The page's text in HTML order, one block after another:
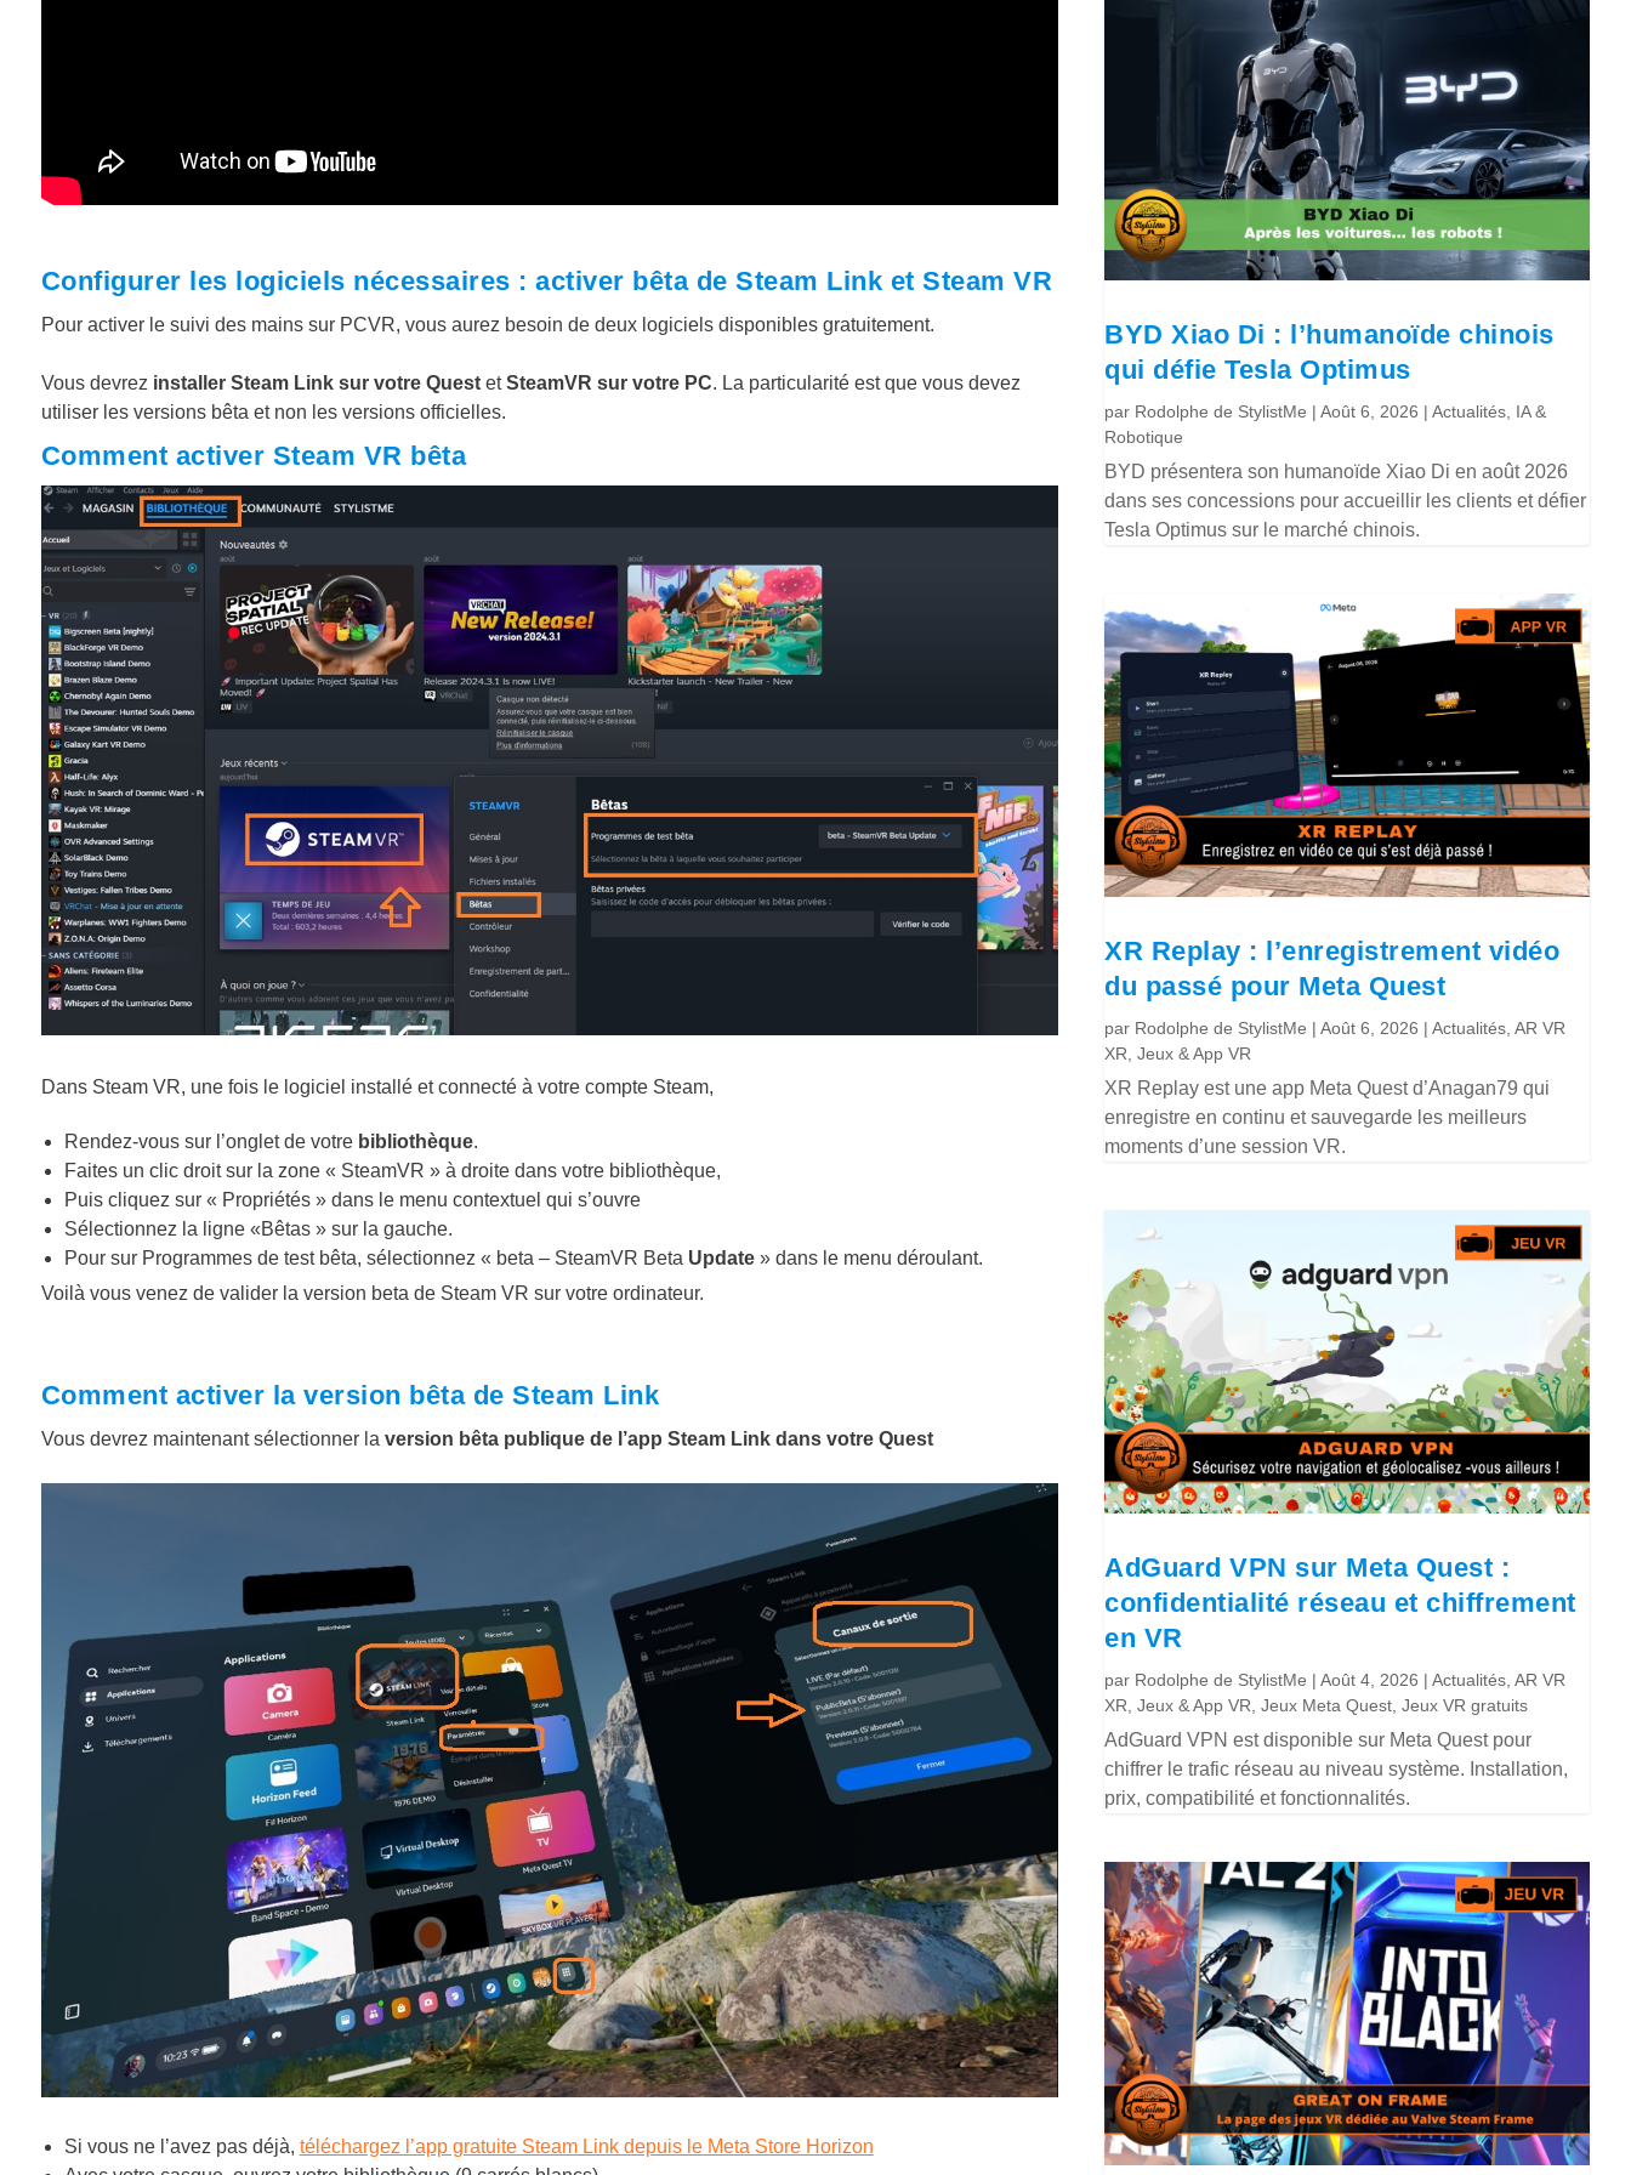
Configurer les logiciels nécessaires : activer bêta de Steam Link et Steam VR
Pour activer le suivi des mains sur PCVR, vous aurez besoin de deux logiciels disponibles gratuitement.
Vous devrez installer Steam Link sur votre QuestetSteamVR sur votre PC. La particularité est que vous devez
utiliser les versions bêta et non les versions officielles.
Comment activer Steam VR bêta
Dans Steam VR, une fois le logiciel installé et connecté à votre compte Steam,
Rendez-vous sur l’onglet de votre bibliothèque.
Faites un clic droit sur la zone « SteamVR » à droite dans votre bibliothèque,
Puis cliquez sur « Propriétés » dans le menu contextuel qui s’ouvre
Sélectionnez la ligne «Bêtas» sur la gauche.
Pour sur Programmes de test bêta, sélectionnez « beta – SteamVR Beta Update» dans le menu déroulant.
Voilà vous venez de valider la version beta de Steam VR sur votre ordinateur.
Comment activer la version bêta de Steam Link
Vous devrez maintenant sélectionner la version bêta publique de l’app Steam Link dans votre Quest
Si vous ne l’avez pas déjà, téléchargez l’app gratuite Steam Link depuis le Meta Store Horizon
BYD Xiao Di : l’humanoïde chinois
qui défie Tesla Optimus
par Rodolphe de StylistMe |Août 6, 2026 |Actualités IA &
Robotique
BYD présentera son humanoïde Xiao Di en août 2026
dans ses concessions pour accueillir les clients et défier
Tesla Optimus sur le marché chinois.
XR Replay : l’enregistrement vidéo
du passé pour Meta Quest
par Rodolphe de StylistMe |Août 6, 2026 |Actualités ,AR VR
XR ,Jeux & App VR
XR Replay est une app Meta Quest d’Anagan79 qui
enregistre en continu et sauvegarde les meilleurs
moments d’une session VR.
AdGuard VPN sur Meta Quest :
confidentialité réseau et chiffrement
en VR
par Rodolphe de StylistMe |Août 4, 2026 |Actualités ,AR VR
XR ,Jeux & App VR ,Jeux Meta Quest ,Jeux VR gratuits
AdGuard VPN est disponible sur Meta Quest pour
chiffrer le trafic réseau au niveau système. Installation,
prix, compatibilité et fonctionnalités.